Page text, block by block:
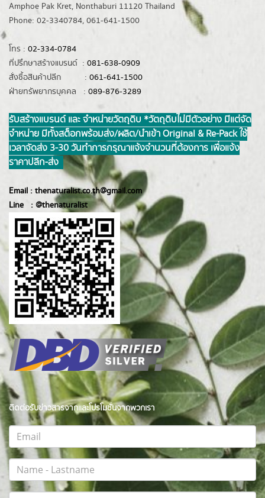
Amphoe Pak Kret, Nonthaburi 11120 Thailand
Phone: 02-3340784, 061-641-1500
โทร : 02-334-0784
ที่ปรึกษาสร้างแบรนด์ : 081-638-0909
สั่งซื้อสินค้าปลีก : 061-641-1500
ฝ่ายทรัพยากรบุคคล : 089-876-3289
รับสร้างแบรนด์ และ จำหน่ายวัตถุดิบ *วัตถุดิบไม่มีตัวอย่าง มีแต่จัด
จำหน่าย มีทั้งสต็อกพร้อมส่ง/ผลิต/นำเข้า Original & Re-Pack ใช้
เวลาจัดส่ง 3-30 วันทำการ กรุณาแจ้งจำนวนที่ต้องการ เพื่อแจ้ง
ราคาปลีก-ส่ง
Email : thenaturalist.co.th@gmail.com
Line : @thenaturalist
ติดต่อรับข่าวสารจากและโปรโมชั่นจากพวกเรา